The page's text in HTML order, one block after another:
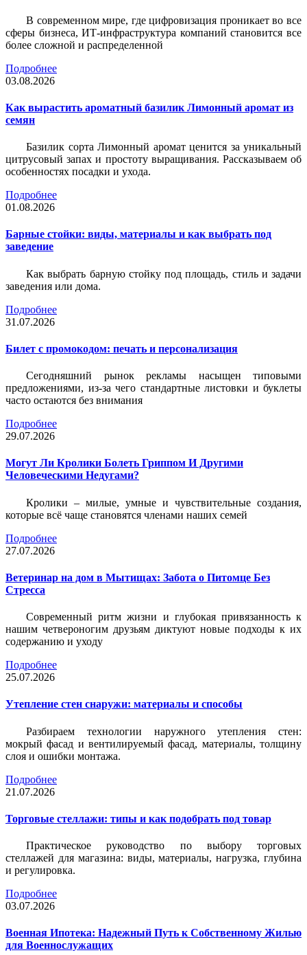
В современном мире, где цифровизация проникает во все
сферы бизнеса, ИТ-инфраструктура компаний становится все
более сложной и распределенной
Подробнее
03.08.2026
Как вырастить ароматный базилик Лимонный аромат из
семян
Базилик сорта Лимонный аромат ценится за уникальный
цитрусовый запах и простоту выращивания. Рассказываем об
особенностях посадки и ухода.
Подробнее
01.08.2026
Барные стойки: виды, материалы и как выбрать под
заведение
Как выбрать барную стойку под площадь, стиль и задачи
заведения или дома.
Подробнее
31.07.2026
Билет c промокодом: печать и персонализация
Сегодняшний рынок рекламы насыщен типовыми
предложениями, из-за чего стандартные листовки и буклеты
часто остаются без внимания
Подробнее
29.07.2026
Могут Ли Кролики Болеть Гриппом И Другими
Человеческими Недугами?
Кролики – милые, умные и чувствительные создания,
которые всё чаще становятся членами наших семей
Подробнее
27.07.2026
Ветеринар на дом в Мытищах: Забота о Питомце Без
Стресса
Современный ритм жизни и глубокая привязанность к
нашим четвероногим друзьям диктуют новые подходы к их
содержанию и уходу
Подробнее
25.07.2026
Утепление стен снаружи: материалы и способы
Разбираем технологии наружного утепления стен:
мокрый фасад и вентилируемый фасад, материалы, толщину
слоя и ошибки монтажа.
Подробнее
21.07.2026
Торговые стеллажи: типы и как подобрать под товар
Практическое руководство по выбору торговых
стеллажей для магазина: виды, материалы, нагрузка, глубина
и регулировка.
Подробнее
03.07.2026
Военная Ипотека: Надежный Путь к Собственному Жилью
для Военнослужащих